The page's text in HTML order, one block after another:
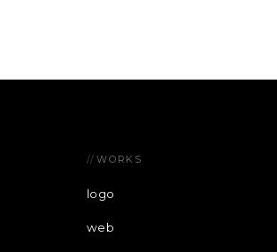
// WORKS
logo
web